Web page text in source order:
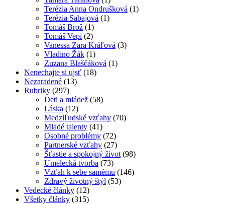
Terézia Anna Ondrušková (1)
Terézia Sabajová (1)
Tomáš Brož (1)
Tomáš Vepi (2)
Vanessa Zara Kráľová (3)
Vladino Žák (1)
Zuzana Blaščáková (1)
Nenechajte si ujsť (18)
Nezaradené (13)
Rubriky (297)
Deti a mládež (58)
Láska (12)
Medziľudské vzťahy (70)
Mladé talenty (41)
Osobné problémy (72)
Partnerské vzťahy (27)
Šťastie a spokojný život (98)
Umelecká tvorba (73)
Vzťah k sebe samému (146)
Zdravý životný štýl (53)
Vedecké články (12)
Všetky články (315)